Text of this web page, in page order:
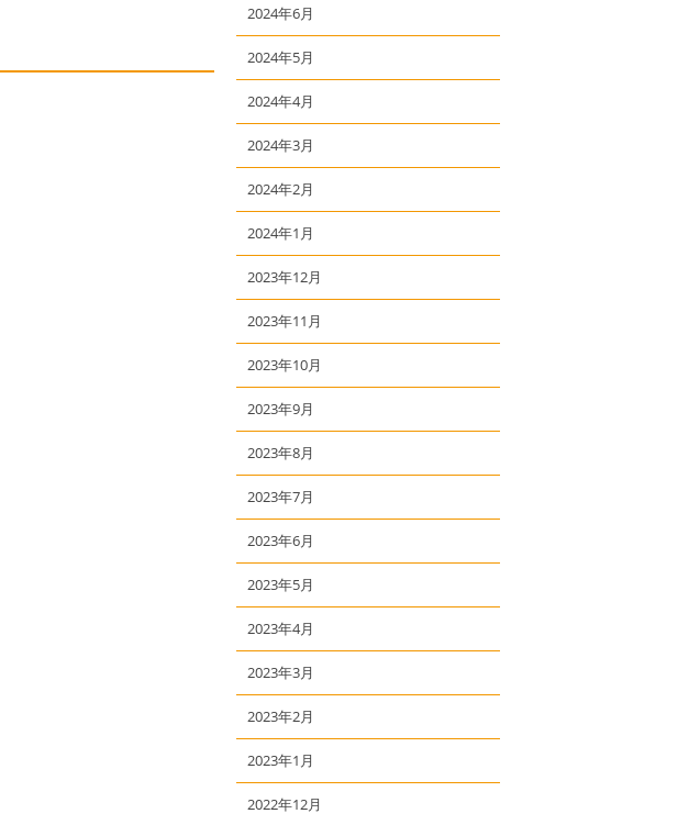
2024年6月
2024年5月
2024年4月
2024年3月
2024年2月
2024年1月
2023年12月
2023年11月
2023年10月
2023年9月
2023年8月
2023年7月
2023年6月
2023年5月
2023年4月
2023年3月
2023年2月
2023年1月
2022年12月